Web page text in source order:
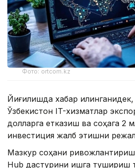
Фото: ortcom.kz
Йиғилишда хабар қилинганидек,
Ўзбекистон IT-хизматлар
долларга етказиш ва соҳага 2
инвестиция жалб этишни
Мазкур соҳани ривожлантириш
Hub дастурини ишга тушириш